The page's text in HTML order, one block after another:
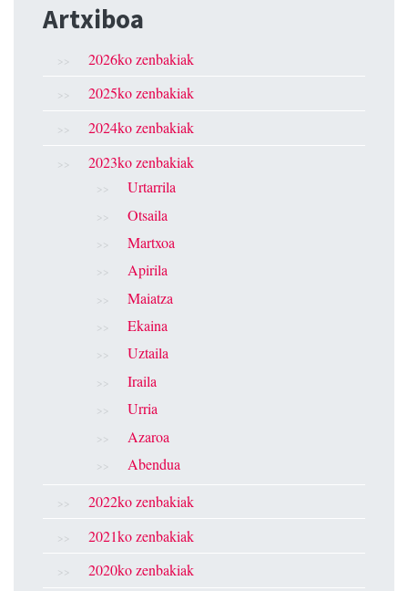
Artxiboa
2026ko zenbakiak
2025ko zenbakiak
2024ko zenbakiak
2023ko zenbakiak
Urtarrila
Otsaila
Martxoa
Apirila
Maiatza
Ekaina
Uztaila
Iraila
Urria
Azaroa
Abendua
2022ko zenbakiak
2021ko zenbakiak
2020ko zenbakiak